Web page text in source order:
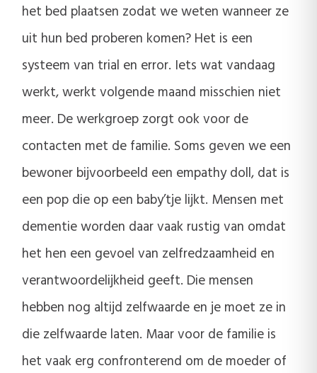
het bed plaatsen zodat we weten wanneer ze
uit hun bed proberen komen? Het is een
systeem van trial en error. Iets wat vandaag
werkt, werkt volgende maand misschien niet
meer. De werkgroep zorgt ook voor de
contacten met de familie. Soms geven we een
bewoner bijvoorbeeld een empathy doll, dat is
een pop die op een baby’tje lijkt. Mensen met
dementie worden daar vaak rustig van omdat
het hen een gevoel van zelfredzaamheid en
verantwoordelijkheid geeft. Die mensen
hebben nog altijd zelfwaarde en je moet ze in
die zelfwaarde laten. Maar voor de familie is
het vaak erg confronterend om de moeder of